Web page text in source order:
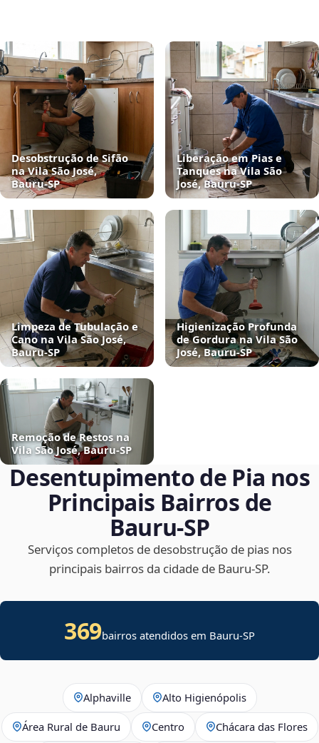
Desobstrução de Sifão
na Vila São José,
Bauru‑SP
Liberação em Pias e
Tanques na Vila São
José, Bauru‑SP
Limpeza de Tubulação e
Cano na Vila São José,
Bauru‑SP
Higienização Profunda
de Gordura na Vila São
José, Bauru‑SP
Remoção de Restos na
Vila São José, Bauru‑SP
Desentupimento de Pia nos
Principais Bairros de
Bauru‑SP
Serviços completos de desobstrução de pias nos
principais bairros da cidade de Bauru‑SP.
369bairros atendidos em Bauru-SP
Alphaville Alto Higienópolis
Área Rural de Bauru Centro Chácara das Flores